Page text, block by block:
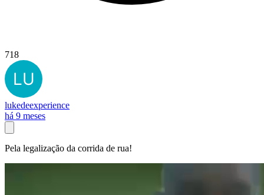
718
lukedeexperience
há 9 meses
Pela legalização da corrida de rua!